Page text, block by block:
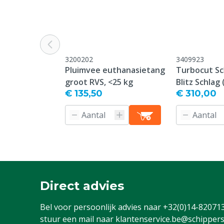
3200202
Pluimvee euthanasietang
groot RVS, <25 kg
€ 135,50
3409923
Turbocut
Blitz Schlag
€ 310,00
Direct advies
Bel voor persoonlijk advies naar +32(0)14-
stuur een mail naar